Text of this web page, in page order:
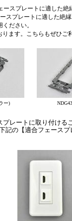
スプレートに適した絶
スプレートに適した絶
ださい。
ります。こちらもぜひご
ー)
レートに取り付け
記の【適合フェース